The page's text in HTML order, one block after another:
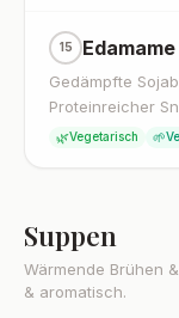
15 Edamame
Gedämpfte
Proteinreicher
🌿Vegetarisch 🌱
Suppen
Wärmende Brühen
& aromatisch.